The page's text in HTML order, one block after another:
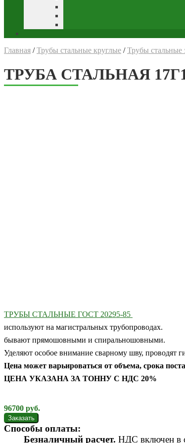
Главная /Трубы стальные круглые /Трубы стальные
ТРУБА СТАЛЬНАЯ
ТРУБЫ СТАЛЬНЫЕ ГОСТ 20295-85
используют на магистральных трубопроводах.
бывают прямошовными и спиральношовными.
Уделяют особое внимание сварному шву, проводят
Цена может варьироваться от объема, срока
ЦЕНА УКАЗАНА ЗА ТОННУ С НДС 20%
96700 руб.
Способы оплаты:
Безналичный расчет. НДС включен в